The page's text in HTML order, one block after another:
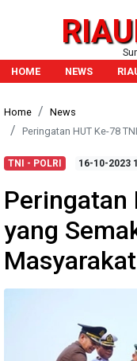
HOME
NEWS
Home
News
Peringatan HUT Ke-78
TNI - POLRI 16-10-2023
Peringatan
yang
Masyarakat